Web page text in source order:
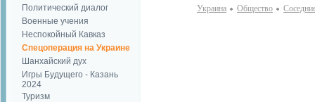
Политический диалог
Военные учения
Неспокойный Кавказ
Спецоперация на Украине
Шанхайский дух
Игры Будущего - Казань
2024
Туризм
Украина Общество